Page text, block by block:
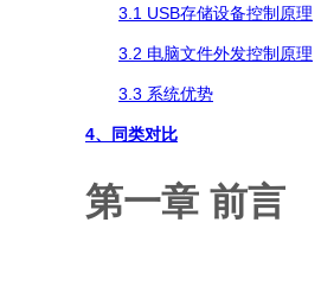
3.1 USB存储设备控制原理
3.2 电脑文件外发控制原理
3.3 系统优势
4、同类对比
第一章 前言